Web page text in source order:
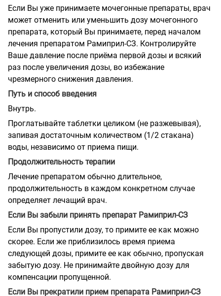
Если Вы уже принимаете мочегонные препараты, врач
может отменить или уменьшить дозу мочегонного
препарата, который Вы принимаете, перед началом
лечения препаратом Рамиприл-СЗ. Контролируйте
Ваше давление после приёма первой дозы и всякий
раз после увеличения дозы, во избежание
чрезмерного снижения давления.
Путь и способ введения
Внутрь.
Проглатывайте таблетки целиком (не разжевывая),
запивая достаточным количеством (1/2 стакана)
воды, независимо от приема пищи.
Продолжительность терапии
Лечение препаратом обычно длительное,
продолжительность в каждом конкретном случае
определяет лечащий врач.
Если Вы забыли принять препарат Рамиприл-СЗ
Если Вы пропустили дозу, то примите ее как можно
скорее. Если же приблизилось время приема
следующей дозы, примите ее как обычно, пропуская
забытую дозу. Не принимайте двойную дозу для
компенсации пропущенной.
Если Вы прекратили прием препарата Рамиприл-СЗ